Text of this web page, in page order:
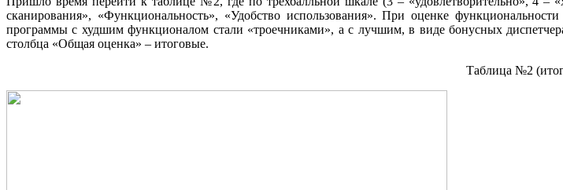
сканирования», «Функциональность», «Удобство использования». При оценке
программы с худшим функционалом стали «троечниками», а с лучшим, в виде бонусных
столбца «Общая оценка» – итоговые.
Таблица №2